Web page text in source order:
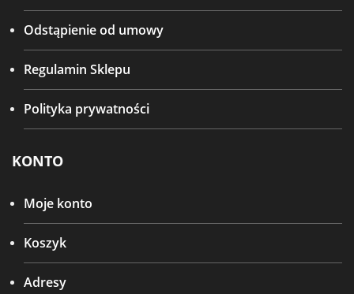
Odstąpienie od umowy
Regulamin Sklepu
Polityka prywatności
KONTO
Moje konto
Koszyk
Adresy